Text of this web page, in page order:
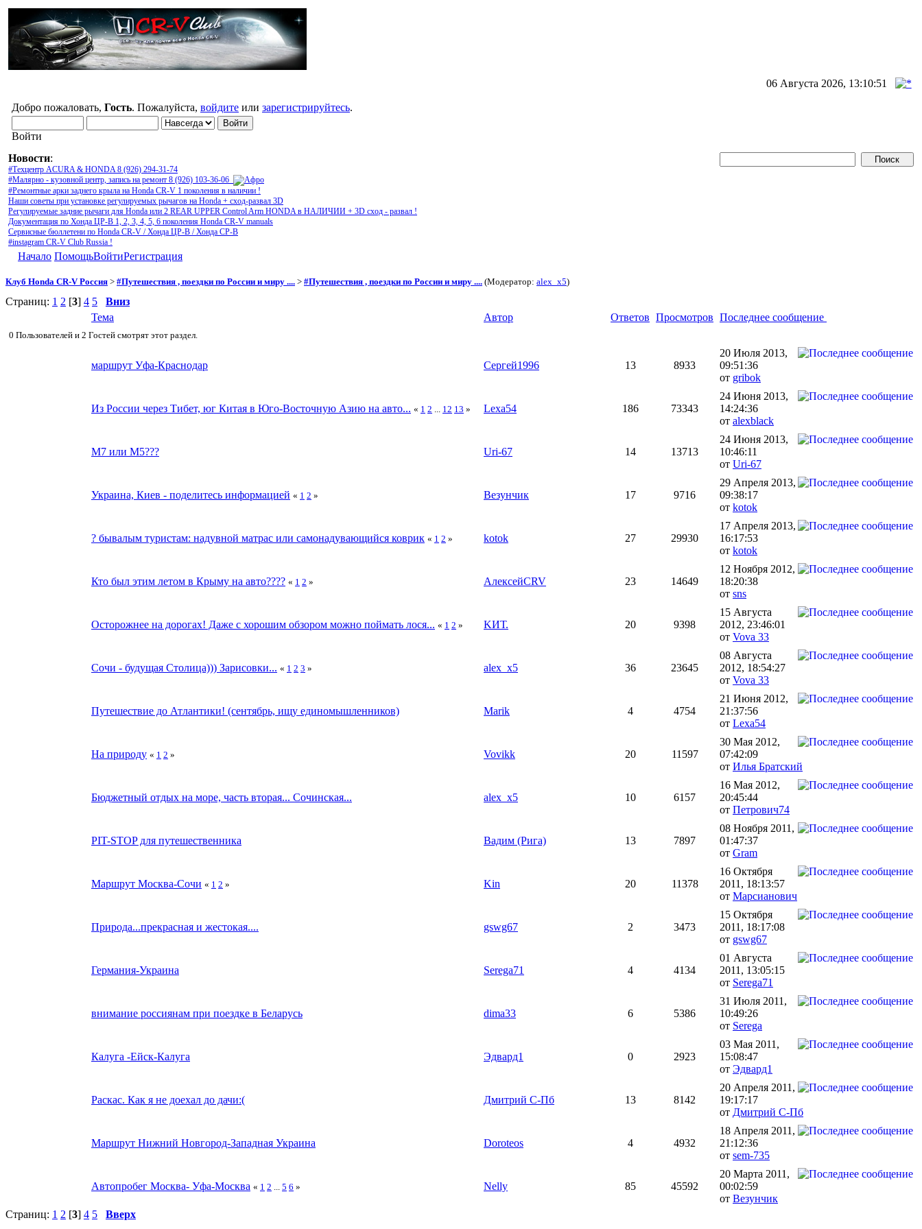
06 Августа 2026, 13:10:51
Добро пожаловать, Гость. Пожалуйста, войдите или зарегистрируйтесь.
Войти
Новости:
#Техцентр ACURA & HONDA 8 (926) 294-31-74
#Малярно - кузовной центр, запись на ремонт 8 (926) 103-36-06
#Ремонтные арки заднего крыла на Honda CR-V 1 поколения в наличии !
Наши советы при установке регулируемых рычагов на Honda + сход-развал 3D
Регулируемые задние рычаги для Honda или 2 REAR UPPER Control Arm HONDA в НАЛИЧИИ + 3D сход - развал !
Документация по Хонда ЦР-В 1, 2, 3, 4, 5, 6 поколения Honda CR-V manuals
Сервисные бюллетени по Honda CR-V / Хонда ЦР-В / Хонда СР-В
#instagram CR-V Club Russia !
Начало ПомощьВойтиРегистрация
Клуб Honda CR-V Россия > #Путешествия , поездки по России и миру .... > #Путешествия , поездки по России и миру .... (Модератор: alex_x5)
Страниц: 1 2 [3] 4 5
Вниз
Тема
Автор Ответов Просмотров Последнее сообщение
0 Пользователей и 2 Гостей смотрят этот раздел.
маршрут Уфа-Краснодар Сергей1996 13 8933
20 Июля 2013,
09:51:36
от gribok
Из России через Тибет, юг Китая в Юго-Восточную Азию на авто... « 1 2 12 13 » Lexa54 186 73343
24 Июня 2013,
14:24:36
от alexblack
М7 или М5??? Uri-67 14 13713
24 Июня 2013,
10:46:11
от Uri-67
Украина, Киев - поделитесь информацией « 1 2 » Везунчик 17 9716
29 Апреля 2013,
09:38:17
от kotok
? бывалым туристам: надувной матрас или самонадувающийся коврик « 1 2 » kotok 27 29930
17 Апреля 2013,
16:17:53
от kotok
Кто был этим летом в Крыму на авто???? « 1 2 » АлексейCRV 23 14649
12 Ноября 2012,
18:20:38
от sns
Осторожнее на дорогах! Даже с хорошим обзором можно поймать лося... « 1 2 » KИТ. 20 9398
15 Августа
2012, 23:46:01
от Vova 33
Сочи - будущая Столица))) Зарисовки... « 1 2 3 » alex_x5 36 23645
08 Августа
2012, 18:54:27
от Vova 33
Путешествие до Атлантики! (сентябрь, ищу единомышленников) Marik 4 4754
21 Июня 2012,
21:37:56
от Lexa54
На природу « 1 2 » Vovikk 20 11597
30 Мая 2012,
07:42:09
от Илья Братский
Бюджетный отдых на море, часть вторая... Сочинская... alex_x5 10 6157
16 Мая 2012,
20:45:44
от Петрович74
PIT-STOP для путешественника Вадим (Рига) 13 7897
08 Ноября 2011,
01:47:37
от Gram
Маршрут Москва-Сочи « 1 2 » Kin 20 11378
16 Октября
2011, 18:13:57
от Марсианович
Природа...прекрасная и жестокая.... gswg67 2 3473
15 Октября
2011, 18:17:08
от gswg67
Германия-Украина Serega71 4 4134
01 Августа
2011, 13:05:15
от Serega71
внимание россиянам при поездке в Беларусь dima33 6 5386
31 Июля 2011,
10:49:26
от Serega
Калуга -Ейск-Калуга Эдвард1 0 2923
03 Мая 2011,
15:08:47
от Эдвард1
Раскас. Как я не доехал до дачи:( Дмитрий С-Пб 13 8142
20 Апреля 2011,
19:17:17
от Дмитрий С-Пб
Маршрут Нижний Новгород-Западная Украина Doroteos 4 4932
18 Апреля 2011,
21:12:36
от sem-735
Автопробег Москва- Уфа-Москва « 1 2 5 6 » Nelly 85 45592
20 Марта 2011,
00:02:59
от Везунчик
Страниц: 1 2 [3] 4 5 Вверх